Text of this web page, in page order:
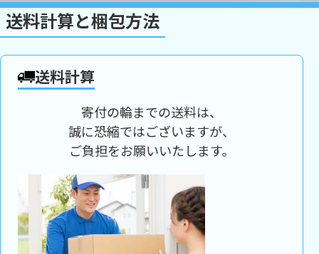
送料計算と梱包方法
送料計算
寄付の輪までの送料は、
誠に恐縮ではございますが、
ご負担をお願いいたします。